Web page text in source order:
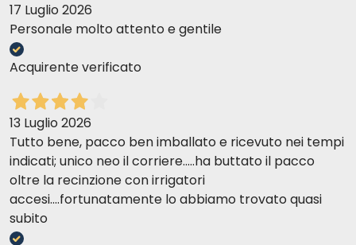
17 Luglio 2026
Personale molto attento e gentile
Acquirente verificato
13 Luglio 2026
Tutto bene, pacco ben imballato e ricevuto nei tempi
indicati; unico neo il corriere.....ha buttato il pacco
oltre la recinzione con irrigatori
accesi....fortunatamente lo abbiamo trovato quasi
subito